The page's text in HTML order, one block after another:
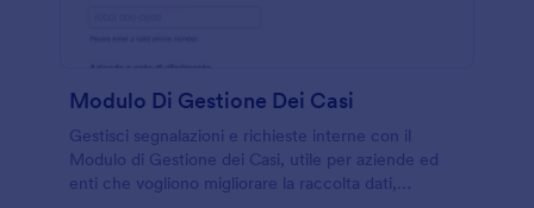
Modulo Di Gestione Dei Casi
Gestisci segnalazioni e richieste interne con il
Modulo di Gestione dei Casi, utile per aziende ed
enti che vogliono migliorare la raccolta dati,